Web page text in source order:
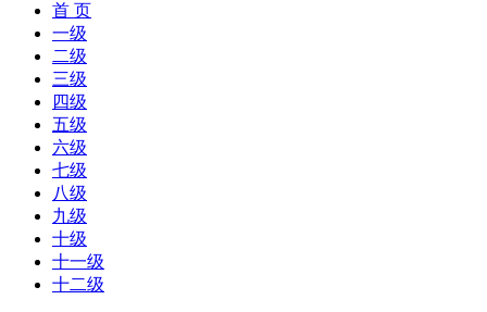
首 页
一级
二级
三级
四级
五级
六级
七级
八级
九级
十级
十一级
十二级